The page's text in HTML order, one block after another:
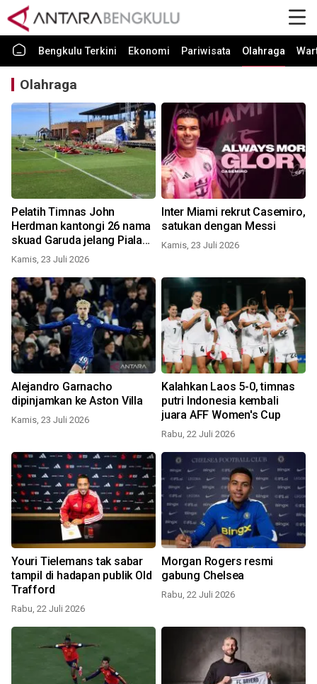
Bengkulu Terkini Ekonomi Pariwisata Olahraga
Olahraga
Pelatih Timnas John
Herdman kantongi 26 nama
skuad Garuda jelang Piala
AFF 2026
Kamis, 23 Juli 2026
Inter Miami rekrut Casemiro,
satukan dengan Messi
Kamis, 23 Juli 2026
Alejandro Garnacho
dipinjamkan ke Aston Villa
Kamis, 23 Juli 2026
Kalahkan Laos 5-0, timnas
putri Indonesia kembali
juara AFF Women's Cup
Rabu, 22 Juli 2026
Youri Tielemans tak sabar
tampil di hadapan publik Old
Trafford
Rabu, 22 Juli 2026
Morgan Rogers resmi
gabung Chelsea
Rabu, 22 Juli 2026